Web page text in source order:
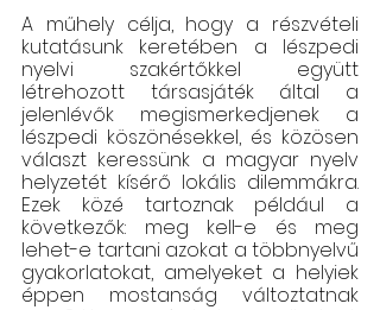
A műhely célja, hogy a részvételi
kutatásunk keretében a lészpedi
nyelvi szakértőkkel együtt
létrehozott társasjáték által a
jelenlévők megismerkedjenek a
lészpedi köszönésekkel, és közösen
választ keressünk a magyar nyelv
helyzetét kísérő lokális dilemmákra.
Ezek közé tartoznak például a
következők: meg kell-e és meg
lehet-e tartani azokat a többnyelvű
gyakorlatokat, amelyeket a helyiek
éppen mostanság változtatnak